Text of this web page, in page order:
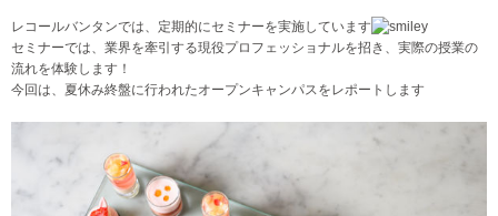
レコールバンタンでは、定期的にセミナーを実施しています
セミナーでは、業界を牽引する現役プロフェッショナルを招き、実際の授業の
流れを体験します！
今回は、夏休み終盤に行われたオープンキャンパスをレポートします